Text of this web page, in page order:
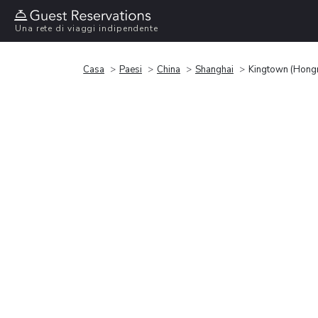
Una rete di viaggi indipendente
Casa Paesi China Shanghai Kingtown